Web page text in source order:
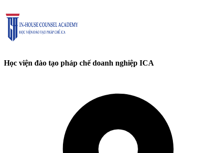
Học viện đào tạo pháp chế doanh nghiệp ICA